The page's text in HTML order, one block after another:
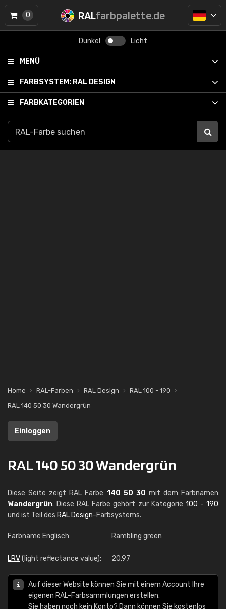
RALfarbpalette.de
Dunkel Licht
MENÜ
FARBSYSTEM: RAL DESIGN
FARBKATEGORIEN
0
Home RAL-Farben RAL Design
RAL 100 - 190
RAL 140 50 30 Wandergrün
Einloggen
RAL 140 50 30 Wandergrün
Diese Seite zeigt RAL Farbe 140 50 30 mit dem Farbnamen
Wandergrün. Diese RAL Farbe gehört zur Kategorie 100 - 190
und ist Teil des RAL Design-Farbsystems.
Farbname Englisch: Rambling green
LRV(light reflectance value): 20,97
Auf dieser Website können Sie mit einem Account Ihre
eigenen RAL-Farbsammlungen erstellen.
Sie haben noch kein Konto? Dann können Sie kostenlos